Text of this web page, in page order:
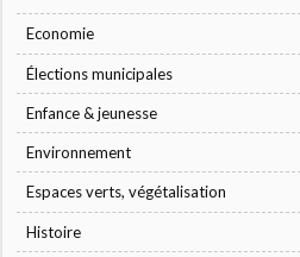
Economie
Élections municipales
Enfance & jeunesse
Environnement
Espaces verts, végétalisation
Histoire